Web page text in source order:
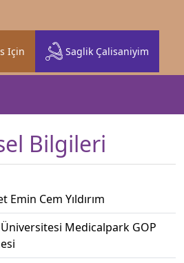
Için Saglik Çalisaniyim
Bilgileri
Emin Cem Yıldırım
Medicalpark GOP